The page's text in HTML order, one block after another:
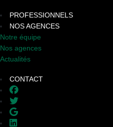
PROFESSIONNELS
NOS AGENCES
Notre équipe
Nos agences
Actualités
CONTACT